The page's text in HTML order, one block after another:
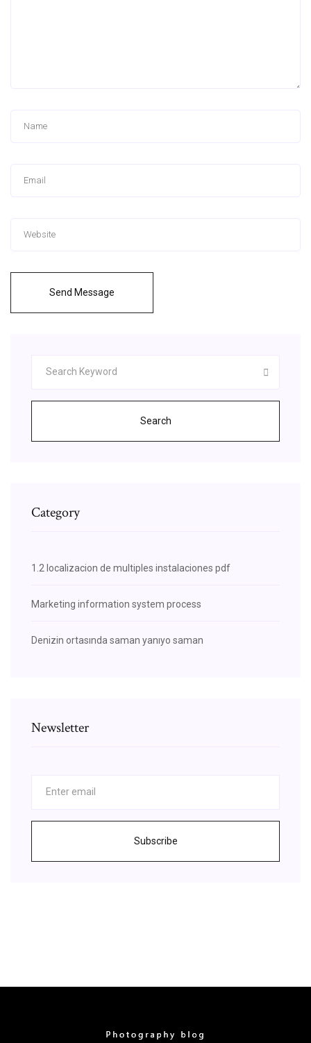
Send Message
Search
Category
1.2 localizacion de multiples instalaciones pdf
Marketing information system process
Denizin ortasında saman yanıyo saman
Newsletter
Subscribe